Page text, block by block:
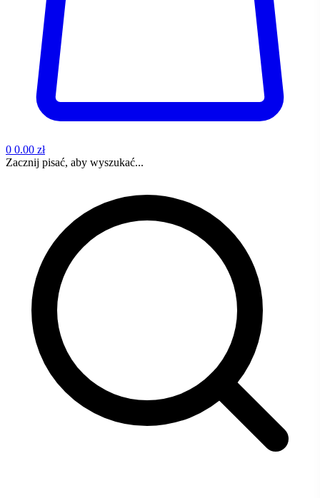
0 0.00 zł
Zacznij pisać, aby wyszukać...